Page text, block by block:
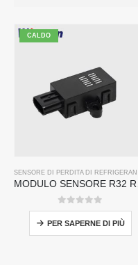
CALDO
0su 5
PER SAPERNE DI PIÙ